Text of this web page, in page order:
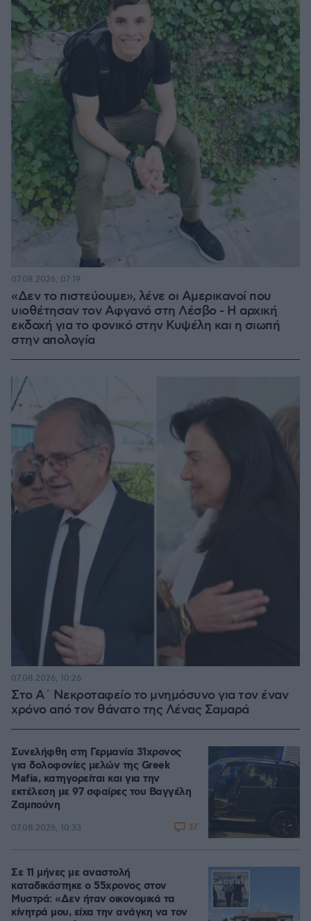
«Δεν το πιστεύουμε», λένε οι Αμερικανοί που
υιοθέτησαν τον Αφγανό στη Λέσβο - Η αρχική
εκδοχή για το φονικό στην Κυψέλη και η σιωπή
στην απολογία
07.08.2026, 07:19
Στο Α΄ Νεκροταφείο το μνημόσυνο για τον έναν
χρόνο από τον θάνατο της Λένας Σαμαρά
07.08.2026, 10:26
Συνελήφθη στη Γερμανία 31χρονος
για δολοφονίες μελών της Greek
Mafia, κατηγορείται και για την
εκτέλεση με 97 σφαίρες του Βαγγέλη
Ζαμπούνη
07.08.2026, 10:33 37
Σε 11 μήνες με αναστολή
καταδικάστηκε ο 55χρονος στον
Μυστρά: «Δεν ήταν οικονομικά τα
κίνητρά μου, είχα την ανάγκη να τον